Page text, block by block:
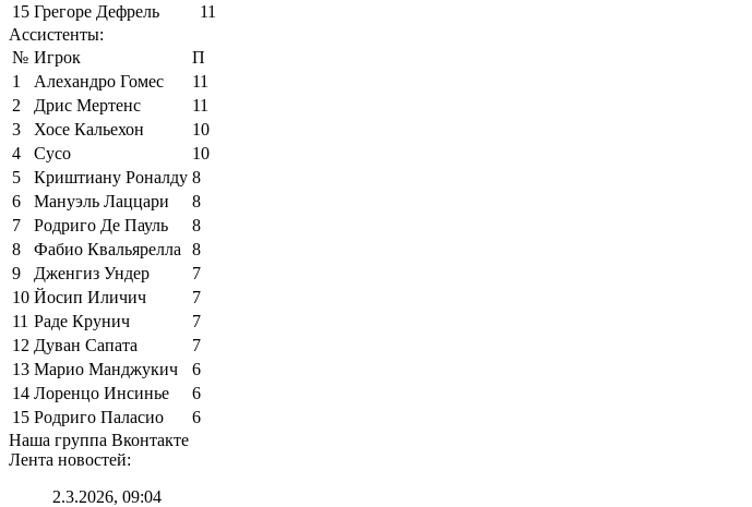
15 Грегоре Дефрель
11
Ассистенты:
№ Игрок
П
1
Алехандро Гомес
11
2
Дрис Мертенс
11
3
Хосе Кальехон
10
4
Сусо
10
5
Криштиану Роналду 8
6
Мануэль Лаццари
8
7
Родриго Де Пауль
8
8
Фабио Квальярелла
8
9
Дженгиз Ундер
7
10 Йосип Иличич
7
11 Раде Крунич
7
12 Дуван Сапата
7
13 Марио Манджукич
6
14 Лоренцо Инсинье
6
15 Родриго Паласио
6
Наша группа Вконтакте
Лента новостей:
2.3.2026, 09:04